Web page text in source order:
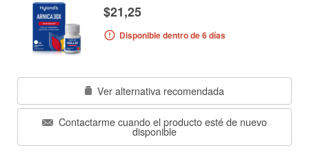
$21,25
Disponible dentro de 6 días
Ver alternativa recomendada
Contactarme cuando el producto esté de nuevo
disponible